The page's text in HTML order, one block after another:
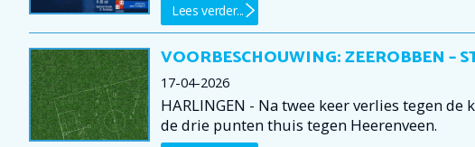
Lees verder...
VOORBESCHOUWING: ZEEROBBEN –
17-04-2026
HARLINGEN - Na twee keer verlies tegen
de drie punten thuis tegen Heerenveen.